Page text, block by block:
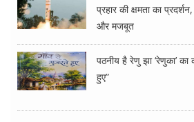
प्रहार की क्षमता का
और मजबूत
पठनीय है रेणु झा ‘रेणुका’
हुए”